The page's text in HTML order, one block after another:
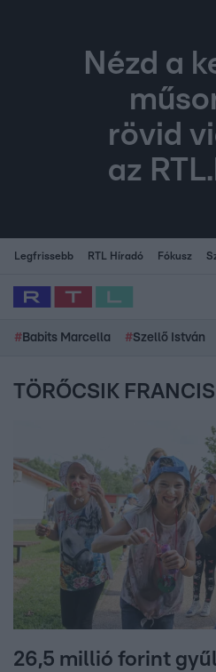
Nézd a
rövid
az
Legfrissebb RTL Híradó Fókusz
# Babits Marcella #Szellő István
TÖRŐCSIK
26,5 millió forint